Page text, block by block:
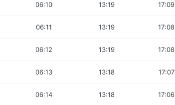
06:10 13:19 17:09
06:11 13:19 17:08
06:12 13:19 17:08
06:13 13:18 17:07
06:14 13:18 17:06